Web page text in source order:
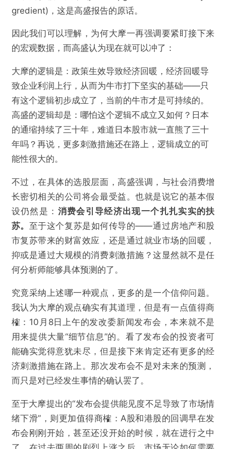
@互联网怪盗团
看多的高盛 vs. 看空的大摩：观点到底有什么分
歧？
欺诈 色情 诱导行为
提交
gredient)，这是高盛报告的原话。
因此我们可以理解，为何大摩一再强调要紧盯接下来
的宏观数据，而高盛认为现在就可以冲了：
大摩的逻辑是：政策生效导致经济回暖，经济回暖导
致企业利润上行，从而为牛市打下坚实的基础——只
有这个逻辑初步成立了，当前的牛市才是可持续的。
高盛的逻辑却是：哪怕这个逻辑不成立又如何？日本
的通缩持续了三十年，难道日本股市就一直熊了三十
年吗？再说，更多刺激措施还在路上，逻辑成立的可
能性很大的。
不过，在具体的选股层面，高盛强调，与社会消费增
长密切相关的公司将会最受益。也就是说它的基本假
设仍然是： 消费会引导经济出现一个扎扎实实的扶
苏。 至于这个复苏是如何传导的——通过房地产和股
市复苏带来的财富效应，还是通过就业市场的回暖，
抑或是通过大规模的消费刺激措施？这显然就不是任
何分析师能够具体预测的了。
究竟采纳上述哪一种观点，更多的是一个信仰问题。
我认为大摩的观点确实有其道理，但是有一点值得商
榷：10月8日上午的发改委新闻发布会，本来就不是
用来提供大量“细节信息”的。看了发布会的投资者可
能确实觉得意犹未尽，但是接下来肯定还有更多的经
济刺激措施在路上。那次发布会不是对未来的预测，
而只是对已经发生事情的确认罢了。
至于大摩提出的“发布会提供能见度不足导致了市场情
绪下滑”，则更加值得商榷：A股和港股的回调早在发
布会刚刚开始，甚至还没开始的时候，就在进行之中